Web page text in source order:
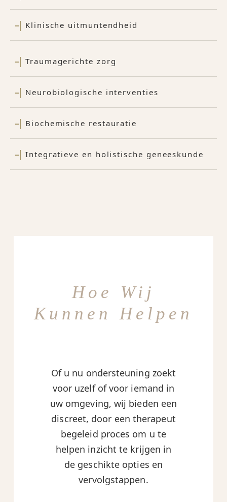
Klinische uitmuntendheid
Traumagerichte zorg
Neurobiologische interventies
Biochemische restauratie
Integratieve en holistische geneeskunde
Hoe Wij
Kunnen Helpen
Of u nu ondersteuning zoekt
voor uzelf of voor iemand in
uw omgeving, wij bieden een
discreet, door een therapeut
begeleid proces om u te
helpen inzicht te krijgen in
de geschikte opties en
vervolgstappen.